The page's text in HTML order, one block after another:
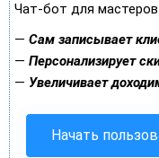
Чат-бот для
— Сам записывает
— Персонализирует
— Увеличивает
Начать